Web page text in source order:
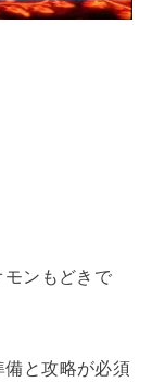
ンもどきで
備と攻略が必須